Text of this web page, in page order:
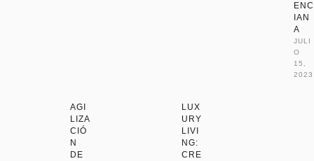
ENC
IAN
A
JULI
O
15,
2023
AGI
LIZA
CIÓ
N
DE
LUX
URY
LIVI
NG:
CRE